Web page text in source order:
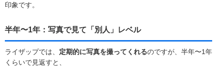
印象です。
半年〜1年：写真で見て「別人」レベル
ライザップでは、 定期的に写真を撮ってくれるのですが、半年〜1年
くらいで見返すと、